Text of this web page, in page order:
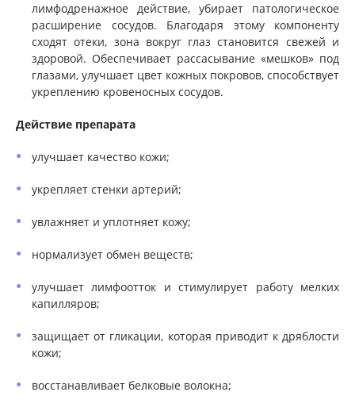
лимфодренажное действие, убирает патологическое
расширение сосудов. Благодаря этому компоненту
сходят отеки, зона вокруг глаз становится свежей и
здоровой. Обеспечивает рассасывание «мешков» под
глазами, улучшает цвет кожных покровов, способствует
укреплению кровеносных сосудов.
Действие препарата
улучшает качество кожи;
укрепляет стенки артерий;
увлажняет и уплотняет кожу;
нормализует обмен веществ;
улучшает лимфоотток и стимулирует работу мелких
капилляров;
защищает от гликации, которая приводит к дряблости
кожи;
восстанавливает белковые волокна;